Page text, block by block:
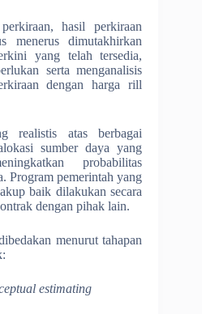
hasil perkiraan
menerus dimutakhirkan
yang telah tersedia,
serta menganalisis
dengan harga rill
realistis atas berbagai
sumber daya yang
probabilitas
Program pemerintah yang
baik dilakukan secara
dengan pihak lain.
menurut tahapan
estimating